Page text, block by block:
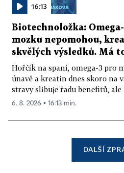
16:13
Biotechnoložka:
mozku nepomohou,
skvělých výsledků. Má
Hořčík na spaní, omega-3 pro
únavě a kreatin dnes skoro na
stravy slibuje řadu benefitů, ale
6. 8. 2026 ▪ 16:13 min.
DALŠÍ